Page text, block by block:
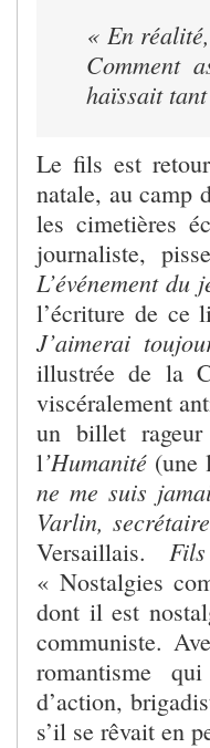
« En
Comment
haïssait
Le fils est
natale, au camp
les cimetières
journaliste,
L’événement
l’écriture de ce
J’aimerai
illustrée de la
viscéralement
un billet
l’Humanité (une
ne me suis
Varlin,
Versaillais.
« Nostalgies
dont il est
communiste.
romantisme
d’action,
s’il se rêvait en